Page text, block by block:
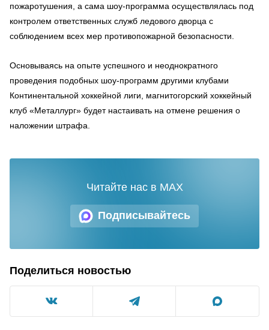
пожаротушения, а сама шоу-программа осуществлялась под
контролем ответственных служб ледового дворца с
соблюдением всех мер противопожарной безопасности.
Основываясь на опыте успешного и неоднократного
проведения подобных шоу-программ другими клубами
Континентальной хоккейной лиги, магнитогорский хоккейный
клуб «Металлург» будет настаивать на отмене решения о
наложении штрафа.
Подписывайтесь
Читайте нас в MAX
Поделиться новостью